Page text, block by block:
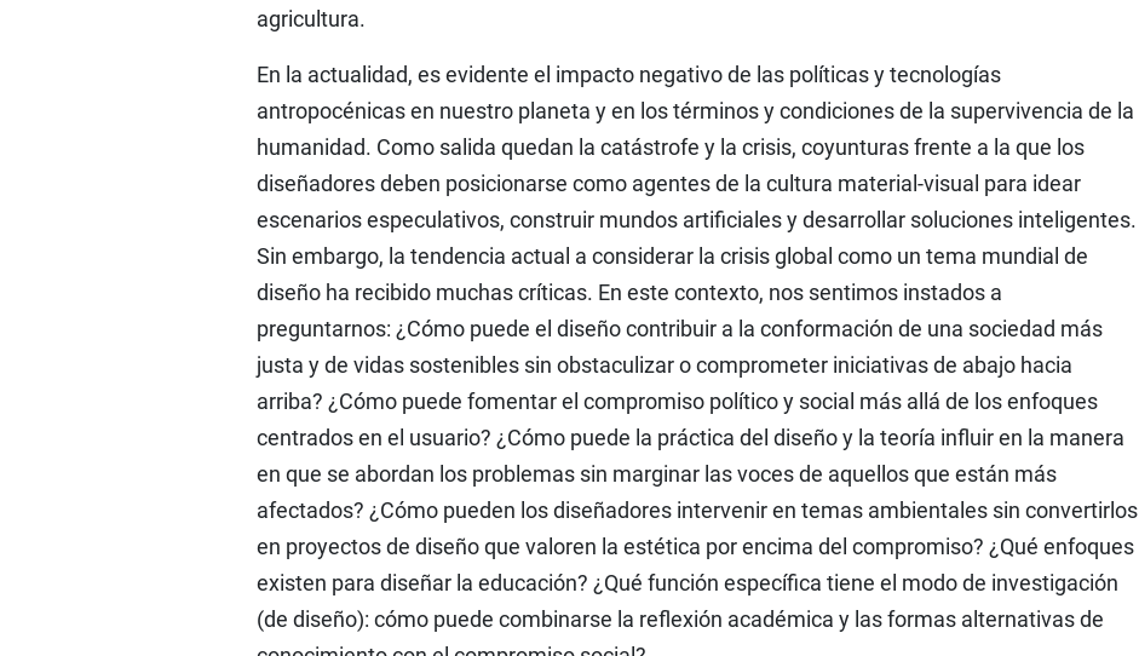
agricultura.
En la actualidad, es evidente el impacto negativo de las políticas y tecnologías
antropocénicas en nuestro planeta y en los términos y condiciones de la supervivencia de la
humanidad. Como salida quedan la catástrofe y la crisis, coyunturas frente a la que los
diseñadores deben posicionarse como agentes de la cultura material-visual para idear
escenarios especulativos, construir mundos artificiales y desarrollar soluciones inteligentes.
Sin embargo, la tendencia actual a considerar la crisis global como un tema mundial de
diseño ha recibido muchas críticas. En este contexto, nos sentimos instados a
preguntarnos: ¿Cómo puede el diseño contribuir a la conformación de una sociedad más
justa y de vidas sostenibles sin obstaculizar o comprometer iniciativas de abajo hacia
arriba? ¿Cómo puede fomentar el compromiso político y social más allá de los enfoques
centrados en el usuario? ¿Cómo puede la práctica del diseño y la teoría influir en la manera
en que se abordan los problemas sin marginar las voces de aquellos que están más
afectados? ¿Cómo pueden los diseñadores intervenir en temas ambientales sin convertirlos
en proyectos de diseño que valoren la estética por encima del compromiso? ¿Qué enfoques
existen para diseñar la educación? ¿Qué función específica tiene el modo de investigación
(de diseño): cómo puede combinarse la reflexión académica y las formas alternativas de